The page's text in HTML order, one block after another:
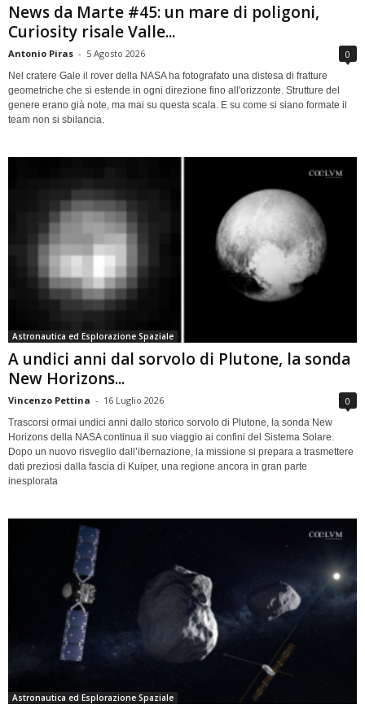
News da Marte #45: un mare di poligoni,
Curiosity risale Valle...
Antonio Piras - 5 Agosto 2026 0
Nel cratere Gale il rover della NASA ha fotografato una distesa di fratture
geometriche che si estende in ogni direzione fino all'orizzonte. Strutture del
genere erano già note, ma mai su questa scala. E su come si siano formate il
team non si sbilancia.
Astronautica ed Esplorazione Spaziale
A undici anni dal sorvolo di Plutone, la sonda
New Horizons...
Vincenzo Pettina - 16 Luglio 2026 0
Trascorsi ormai undici anni dallo storico sorvolo di Plutone, la sonda New
Horizons della NASA continua il suo viaggio ai confini del Sistema Solare.
Dopo un nuovo risveglio dall’ibernazione, la missione si prepara a trasmettere
dati preziosi dalla fascia di Kuiper, una regione ancora in gran parte
inesplorata
Astronautica ed Esplorazione Spaziale